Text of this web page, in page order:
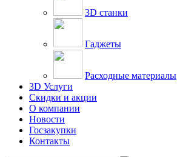
3D станки
Гаджеты
Расходные материалы
3D Услуги
Скидки и акции
О компании
Новости
Госзакупки
Контакты